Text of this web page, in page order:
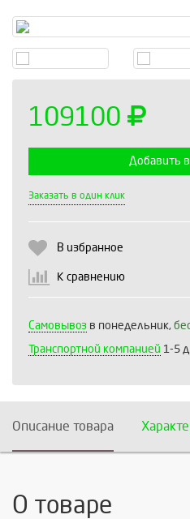
109100
Добавить
Заказать в один клик
В избранное
К сравнению
Самовывоз в понедельник,
Транспортной компанией 1-5 д
Описание товара
О товаре